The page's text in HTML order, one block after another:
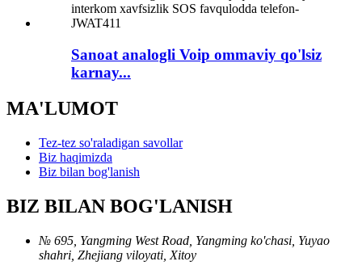
Sanoat analogli Voip ommaviy qo'lsiz
karnay...
MA'LUMOT
Tez-tez so'raladigan savollar
Biz haqimizda
Biz bilan bog'lanish
BIZ BILAN BOG'LANISH
№ 695, Yangming West Road, Yangming ko'chasi, Yuyao
shahri, Zhejiang viloyati, Xitoy